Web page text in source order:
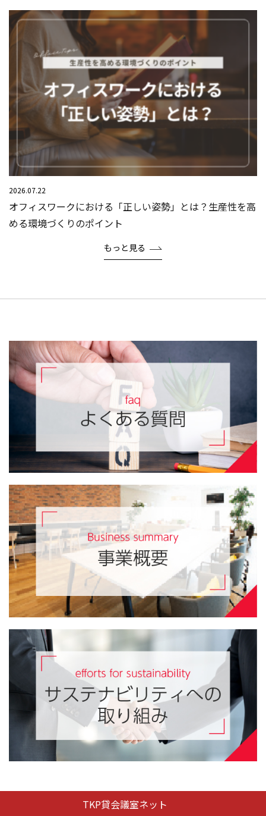
2026.07.22
オフィスワークにおける「正しい姿勢」とは？生産性を高
める環境づくりのポイント
もっと見る
TKP貸会議室ネット